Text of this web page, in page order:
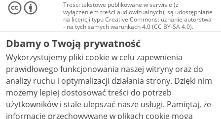
Treści tekstowe publikowane w serwisie (z
wyłączeniem treści audiowizualnych), są udostępniane
na licencji typu Creative Commons: uznanie autorstwa
- na tych samych warunkach 4.0 (CC BY-SA 4.0).
Materiały audiowizualne, w tym zdjęcia, materiały
audio i wideo, są udostępniane na licencji typu
Creative Commons: uznanie autorstwa użycie
niekomercyjne - bez utworów zależnych 4.0 (CC BY-
NC-ND 4.0), o ile nie jest to stwierdzone inaczej.
Dbamy o Twoją prywatność
Wykorzystujemy pliki cookie w celu zapewnienia
prawidłowego funkcjonowania naszej witryny oraz do
analizy ruchu i optymalizacji działania strony. Dzięki nim
możemy lepiej dostosować treści do potrzeb
użytkowników i stale ulepszać nasze usługi. Pamiętaj, że
informacje przechowywane w plikach cookie mogą